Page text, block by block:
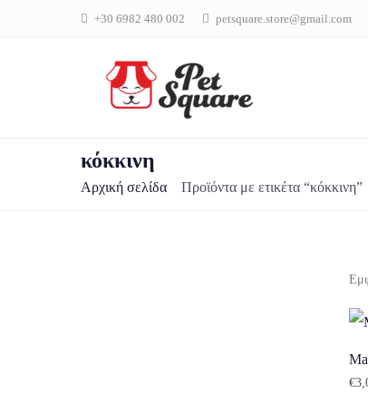
+30 6982 480 002 petsquare.store@gmail.com
κόκκινη
Αρχική σελίδα Προϊόντα με ετικέτα “κόκκινη”
€